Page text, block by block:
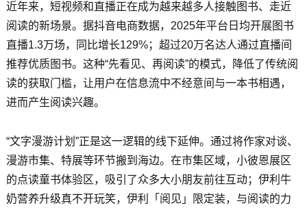
近年来，短视频和直播正在成为越来越多人接触图书、走近
阅读的新场景。据抖音电商数据，2025年平台日均开展图书
直播1.3万场，同比增长129%；超过20万名达人通过直播间
推荐优质图书。这种“先看见、再阅读”的模式，降低了传统阅
读的获取门槛，让用户在信息流中不经意间与一本书相遇，
进而产生阅读兴趣。
“文字漫游计划”正是这一逻辑的线下延伸。通过将作家对谈、
漫游市集、特展等环节搬到海边。在市集区域，小彼恩展区
的点读童书体验区，吸引了众多大小朋友前往互动；伊利牛
奶营养升级真不开玩笑，伊利「阅见」限定装，与阅读的力